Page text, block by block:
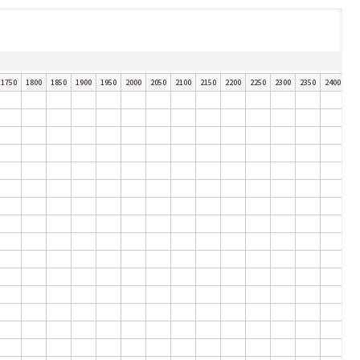
1750 1800 1850 1900 1950 2000 2050 2100 2150 2200 2250 2300 2350
2400